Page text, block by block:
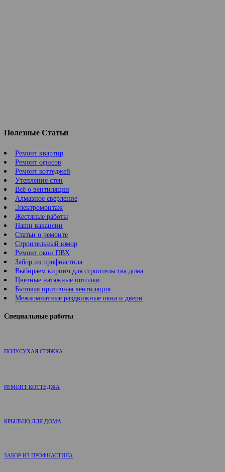
Полезные Статьи
Ремонт квартир
Ремонт офисов
Ремонт коттеджей
Утепление стен
Всё о вентиляции
Алмазное сверление
Электромонтаж
Жестяные работы
Наши вакансии
Статьи о ремонте
Строительный юмор
Ремонт окон ПВХ
Забор из профнастила
Выбираем кирпич для строительства дома
Цветные натяжные потолки
Бытовая приточная вентиляция
Межкомнатные раздвижные окна и двери
Специальные работы
ПОЛУСУХАЯ СТЯЖКА
РЕМОНТ КОТТЕДЖА
КРЫЛЬЦО ДЛЯ ДОМА
ЗАБОР ИЗ ПРОФНАСТИЛА